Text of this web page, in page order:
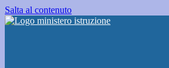
Salta al contenuto